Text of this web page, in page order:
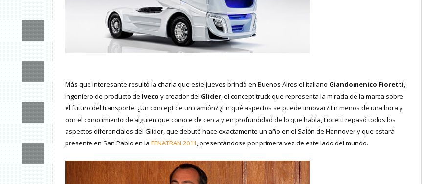
Más que interesante resultó la charla que este jueves brindó en Buenos Aires el italiano Giandomenico Fioretti,
ingeniero de producto de Iveco y creador del Glider, el concept truck que representa la mirada de la marca sobre
el futuro del transporte. ¿Un concept de un camión? ¿En qué aspectos se puede innovar? En menos de una hora y
con el conocimiento de alguien que conoce de cerca y en profundidad de lo que habla, Fioretti repasó todos los
aspectos diferenciales del Glider, que debutó hace exactamente un año en el Salón de Hannover y que estará
presente en San Pablo en la FENATRAN 2011, presentándose por primera vez de este lado del mundo.